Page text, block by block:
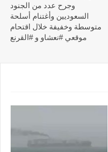
وجرح عدد من الجنود
السعوديين وأغتنام أسلحة
متوسطة وخفيفة خلال اقتحام
موقعي #نعشاو و #القرنع